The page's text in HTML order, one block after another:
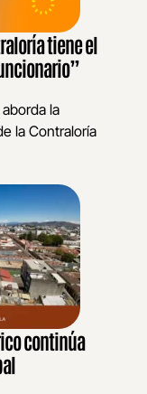
tiene el
la
la Contraloría
continúa